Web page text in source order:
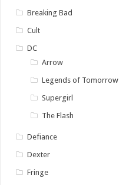
Breaking Bad
Cult
DC
Arrow
Legends of Tomorrow
Supergirl
The Flash
Defiance
Dexter
Fringe